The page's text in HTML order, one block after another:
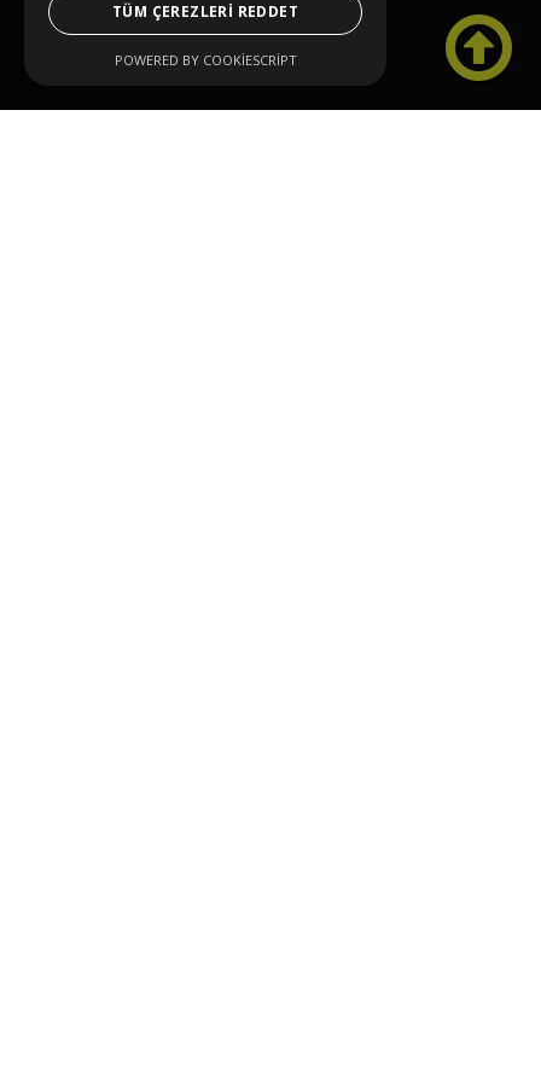

TÜM ÇEREZLERI REDDET
POWERED BY COOKIESCRIPT